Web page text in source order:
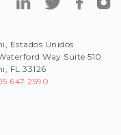
Estados Unidos
Way Suite 510
FL 33126
647 2590